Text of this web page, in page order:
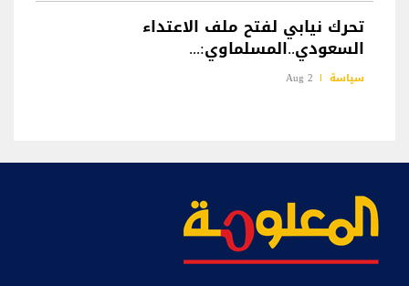
تحرك نيابي لفتح ملف الاعتداء
السعودي..المسلماوي:...
سياسة 2 Aug